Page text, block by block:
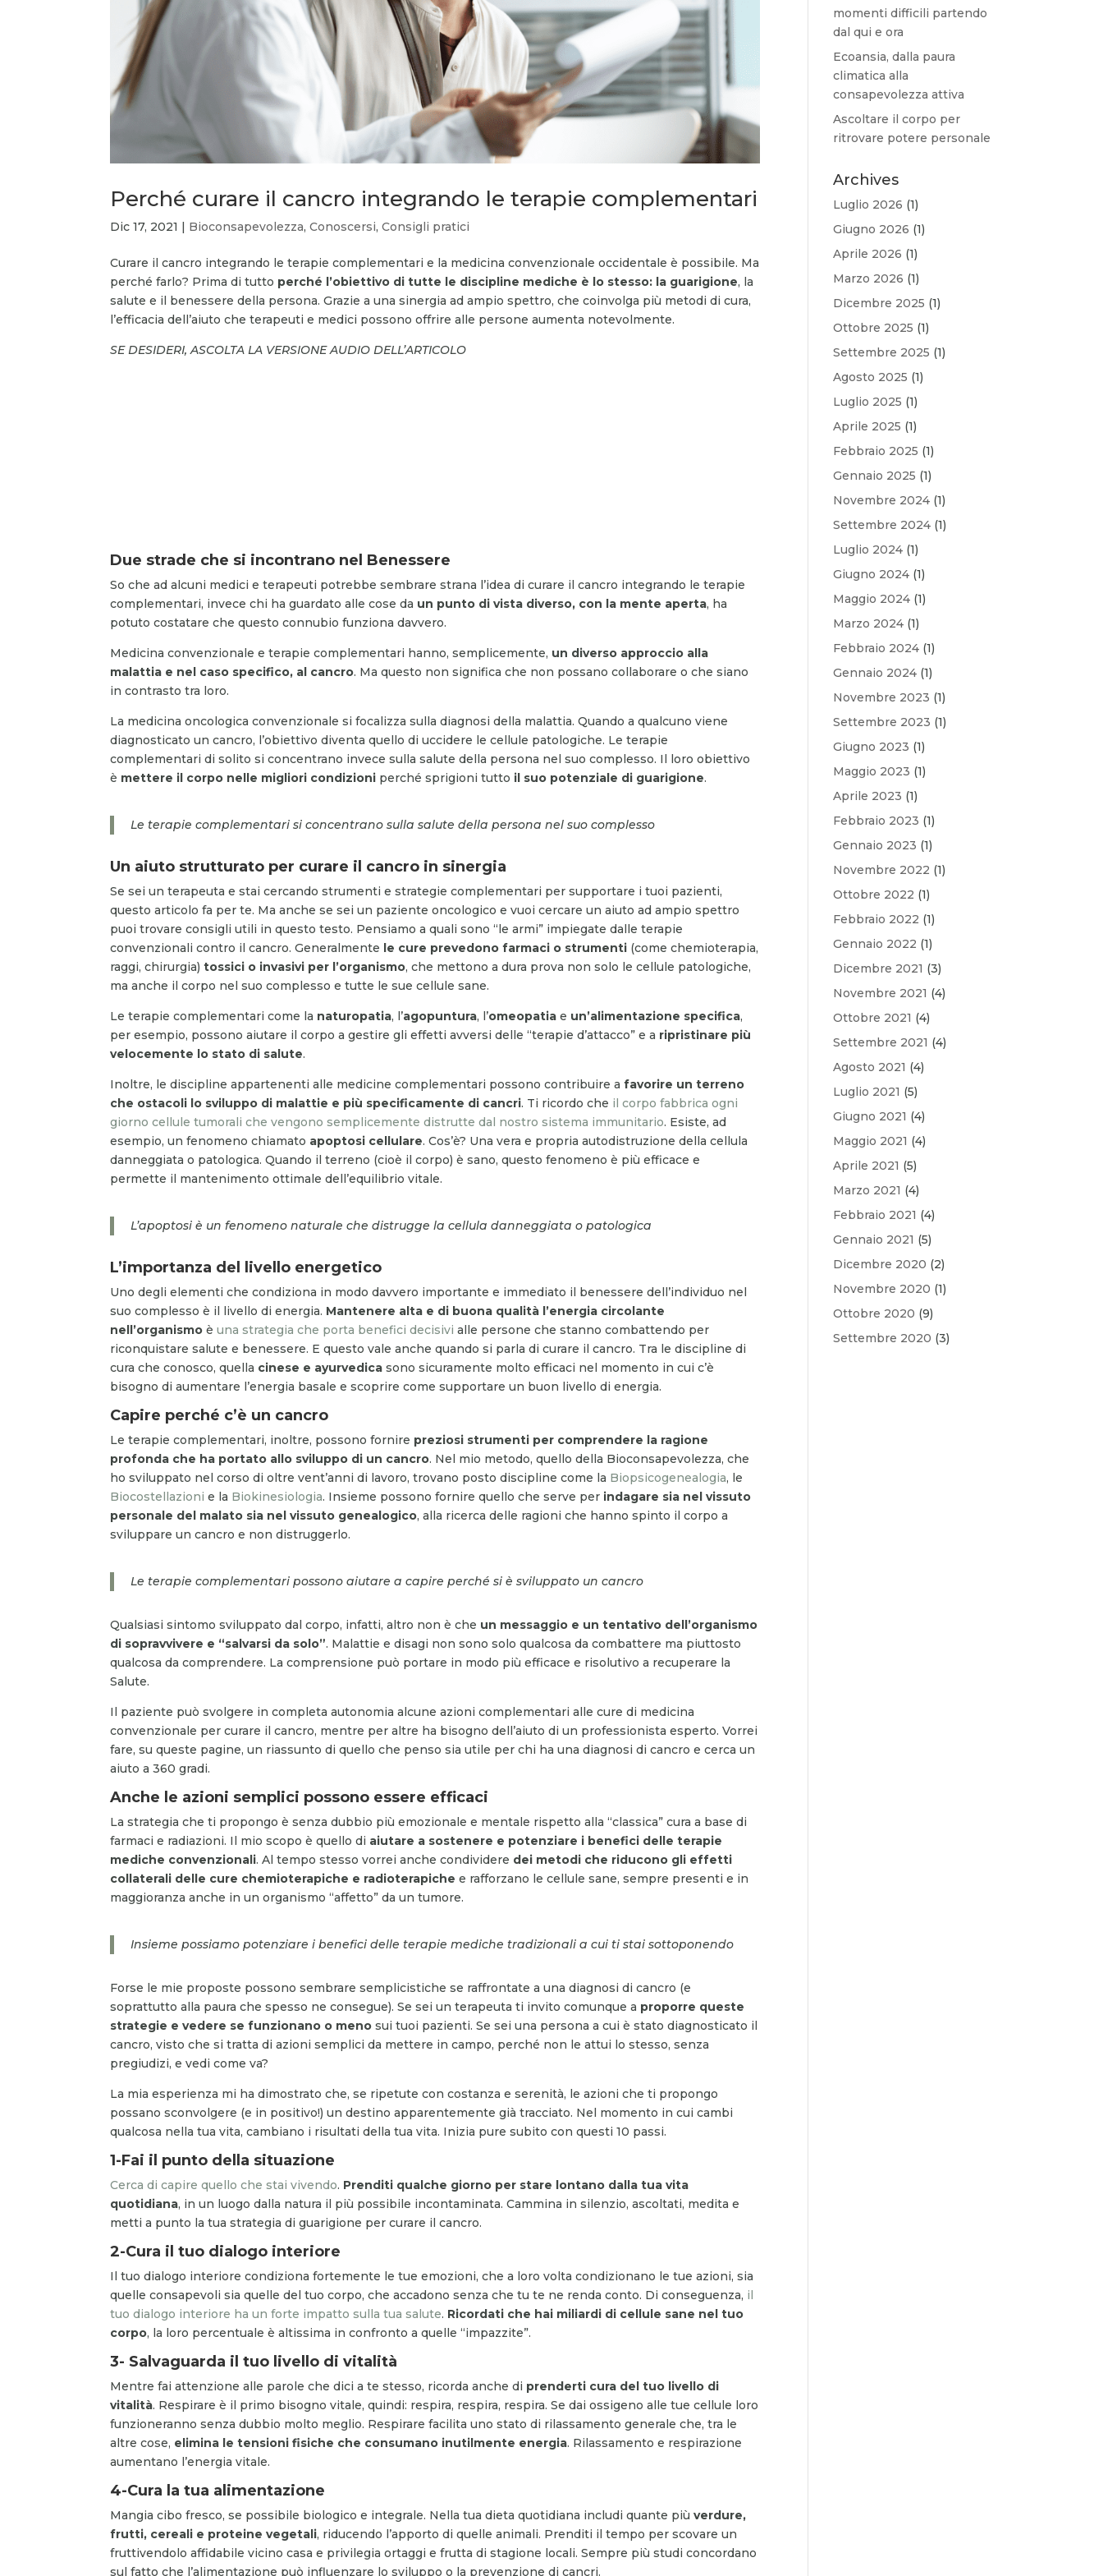
Perché curare il cancro integrando le terapie complementari
Dic 17, 2021 | Bioconsapevolezza,Conoscersi,Consigli pratici
Curare il cancro integrando le terapie complementari e la medicina convenzionale occidentale è possibile. Ma
perché farlo? Prima di tutto perché l’obiettivo di tutte le discipline mediche è lo stesso: la guarigione, la
salute e il benessere della persona. Grazie a una sinergia ad ampio spettro, che coinvolga più metodi di cura,
l’efficacia dell’aiuto che terapeuti e medici possono offrire alle persone aumenta notevolmente.
SE DESIDERI, ASCOLTA LA VERSIONE AUDIO DELL’ARTICOLO
Due strade che si incontrano nel Benessere
So che ad alcuni medici e terapeuti potrebbe sembrare strana l’idea di curare il cancro integrando le terapie
complementari, invece chi ha guardato alle cose da un punto di vista diverso, con la mente aperta, ha
potuto costatare che questo connubio funziona davvero.
Medicina convenzionale e terapie complementari hanno, semplicemente, un diverso approccio alla
malattia e nel caso specifico, al cancro. Ma questo non significa che non possano collaborare o che siano
in contrasto tra loro.
La medicina oncologica convenzionale si focalizza sulla diagnosi della malattia. Quando a qualcuno viene
diagnosticato un cancro, l’obiettivo diventa quello di uccidere le cellule patologiche. Le terapie
complementari di solito si concentrano invece sulla salute della persona nel suo complesso. Il loro obiettivo
è mettere il corpo nelle migliori condizioni perché sprigioni tutto il suo potenziale di guarigione.
Le terapie complementari si concentrano sulla salute della persona nel suo complesso
Un aiuto strutturato per curare il cancro in sinergia
Se sei un terapeuta e stai cercando strumenti e strategie complementari per supportare i tuoi pazienti,
questo articolo fa per te. Ma anche se sei un paziente oncologico e vuoi cercare un aiuto ad ampio spettro
puoi trovare consigli utili in questo testo. Pensiamo a quali sono “le armi” impiegate dalle terapie
convenzionali contro il cancro. Generalmente le cure prevedono farmaci o strumenti (come chemioterapia,
raggi, chirurgia)tossici o invasivi per l’organismo, che mettono a dura prova non solo le cellule patologiche,
ma anche il corpo nel suo complesso e tutte le sue cellule sane.
Le terapie complementari come la naturopatia, l’agopuntura, l’omeopatia e un’alimentazione specifica,
per esempio, possono aiutare il corpo a gestire gli effetti avversi delle “terapie d’attacco” e a ripristinare più
velocemente lo stato di salute.
Inoltre, le discipline appartenenti alle medicine complementari possono contribuire afavorire un terreno
che ostacoli lo sviluppo di malattie e più specificamente di cancri. Ti ricordo che il corpo fabbrica ogni
giorno cellule tumorali che vengono semplicemente distrutte dal nostro sistema immunitario. Esiste, ad
esempio, un fenomeno chiamato apoptosi cellulare. Cos’è? Una vera e propria autodistruzione della cellula
danneggiata o patologica. Quando il terreno (cioè il corpo) è sano, questo fenomeno è più efficace e
permette il mantenimento ottimale dell’equilibrio vitale.
L’apoptosi è un fenomeno naturale che distrugge la cellula danneggiata o patologica
L’importanza del livello energetico
Uno degli elementi che condiziona in modo davvero importante e immediato il benessere dell’individuo nel
suo complesso è il livello di energia. Mantenere alta e di buona qualità l’energia circolante
nell’organismo èuna strategia che porta benefici decisivi alle persone che stanno combattendo per
riconquistare salute e benessere. E questo vale anche quando si parla di curare il cancro. Tra le discipline di
cura che conosco, quella cinese e ayurvedica sono sicuramente molto efficaci nel momento in cui c’è
bisogno di aumentare l’energia basale e scoprire come supportare un buon livello di energia.
Capire perché c’è un cancro
Le terapie complementari, inoltre, possono fornire preziosi strumenti per comprendere la ragione
profonda che ha portato allo sviluppo di un cancro. Nel mio metodo, quello della Bioconsapevolezza, che
ho sviluppato nel corso di oltre vent’anni di lavoro, trovano posto discipline come la Biopsicogenealogia, le
Biocostellazioni e la Biokinesiologia. Insieme possono fornire quello che serve per indagare sia nel vissuto
personale del malato sia nel vissuto genealogico, alla ricerca delle ragioni che hanno spinto il corpo a
sviluppare un cancro e non distruggerlo.
Le terapie complementari possono aiutare a capire perché si è sviluppato un cancro
Qualsiasi sintomo sviluppato dal corpo, infatti, altro non è che un messaggio e un tentativo dell’organismo
di sopravvivere e “salvarsi da solo”. Malattie e disagi non sono solo qualcosa da combattere ma piuttosto
qualcosa da comprendere. La comprensione può portare in modo più efficace e risolutivo a recuperare la
Salute.
Il paziente può svolgere in completa autonomia alcune azioni complementari alle cure di medicina
convenzionale per curare il cancro, mentre per altre ha bisogno dell’aiuto di un professionista esperto. Vorrei
fare, su queste pagine, un riassunto di quello che penso sia utile per chi ha una diagnosi di cancro e cerca un
aiuto a 360 gradi.
Anche le azioni semplici possono essere efficaci
La strategia che ti propongo è senza dubbio più emozionale e mentale rispetto alla “classica” cura a base di
farmaci e radiazioni. Il mio scopo è quello di aiutare a sostenere e potenziare i benefici delle terapie
mediche convenzionali. Al tempo stesso vorrei anche condividere dei metodi che riducono gli effetti
collaterali delle cure chemioterapiche e radioterapiche e rafforzano le cellule sane, sempre presenti e in
maggioranza anche in un organismo “affetto” da un tumore.
Insieme possiamo potenziare i benefici delle terapie mediche tradizionali a cui ti stai sottoponendo
Forse le mie proposte possono sembrare semplicistiche se raffrontate a una diagnosi di cancro (e
soprattutto alla paura che spesso ne consegue). Se sei un terapeuta ti invito comunque a proporre queste
strategie e vedere se funzionano o meno sui tuoi pazienti. Se sei una persona a cui è stato diagnosticato il
cancro, visto che si tratta di azioni semplici da mettere in campo, perché non le attui lo stesso, senza
pregiudizi, e vedi come va?
La mia esperienza mi ha dimostrato che, se ripetute con costanza e serenità, le azioni che ti propongo
possano sconvolgere (e in positivo!) un destino apparentemente già tracciato. Nel momento in cui cambi
qualcosa nella tua vita, cambiano i risultati della tua vita. Inizia pure subito con questi 10 passi.
1-Fai il punto della situazione
Cerca di capire quello che stai vivendo. Prenditi qualche giorno per stare lontano dalla tua vita
quotidiana, in un luogo dalla natura il più possibile incontaminata. Cammina in silenzio, ascoltati, medita e
metti a punto la tua strategia di guarigione per curare il cancro.
2-Cura il tuo dialogo interiore
Il tuo dialogo interiore condiziona fortemente le tue emozioni, che a loro volta condizionano le tue azioni, sia
quelle consapevoli sia quelle del tuo corpo, che accadono senza che tu te ne renda conto. Di conseguenza, il
tuo dialogo interiore ha un forte impatto sulla tua salute. Ricordati che hai miliardi di cellule sane nel tuo
corpo, la loro percentuale è altissima in confronto a quelle “impazzite”.
3- Salvaguarda il tuo livello di vitalità
Mentre fai attenzione alle parole che dici a te stesso, ricorda anche di prenderti cura del tuo livello di
vitalità. Respirare è il primo bisogno vitale, quindi: respira, respira, respira. Se dai ossigeno alle tue cellule loro
funzioneranno senza dubbio molto meglio. Respirare facilita uno stato di rilassamento generale che, tra le
altre cose, elimina le tensioni fisiche che consumano inutilmente energia. Rilassamento e respirazione
aumentano l’energia vitale.
4-Cura la tua alimentazione
Mangia cibo fresco, se possibile biologico e integrale. Nella tua dieta quotidiana includi quante piùverdure,
frutti, cereali e proteine vegetali, riducendo l’apporto di quelle animali. Prenditi il tempo per scovare un
fruttivendolo affidabile vicino casa e privilegia ortaggi e frutta di stagione locali. Sempre più studi concordano
sul fatto che l’alimentazione può influenzare lo sviluppo o la prevenzione di cancri.
momenti difficili partendo
dal qui e ora
Ecoansia, dalla paura
climatica alla
consapevolezza attiva
Ascoltare il corpo per
ritrovare potere personale
Archives
Luglio 2026 (1)
Giugno 2026 (1)
Aprile 2026 (1)
Marzo 2026 (1)
Dicembre 2025 (1)
Ottobre 2025 (1)
Settembre 2025 (1)
Agosto 2025 (1)
Luglio 2025 (1)
Aprile 2025 (1)
Febbraio 2025 (1)
Gennaio 2025 (1)
Novembre 2024 (1)
Settembre 2024 (1)
Luglio 2024 (1)
Giugno 2024 (1)
Maggio 2024 (1)
Marzo 2024 (1)
Febbraio 2024 (1)
Gennaio 2024 (1)
Novembre 2023 (1)
Settembre 2023 (1)
Giugno 2023 (1)
Maggio 2023 (1)
Aprile 2023 (1)
Febbraio 2023 (1)
Gennaio 2023 (1)
Novembre 2022 (1)
Ottobre 2022 (1)
Febbraio 2022 (1)
Gennaio 2022 (1)
Dicembre 2021 (3)
Novembre 2021 (4)
Ottobre 2021 (4)
Settembre 2021 (4)
Agosto 2021 (4)
Luglio 2021 (5)
Giugno 2021 (4)
Maggio 2021 (4)
Aprile 2021 (5)
Marzo 2021 (4)
Febbraio 2021 (4)
Gennaio 2021 (5)
Dicembre 2020 (2)
Novembre 2020 (1)
Ottobre 2020 (9)
Settembre 2020 (3)